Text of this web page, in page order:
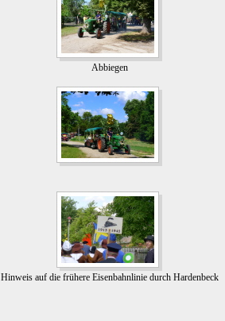
Abbiegen
Hinweis auf die frühere Eisenbahnlinie durch Hardenbeck